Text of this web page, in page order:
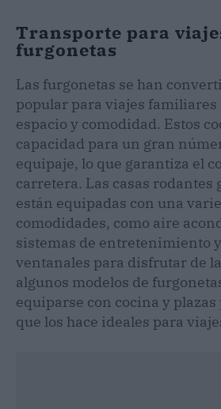
Transporte para
furgonetas
Las furgonetas se han
popular para viajes familiares
espacio y comodidad. Estos
capacidad para un gran
equipaje, lo que garantiza el
carretera. Las casas rodantes
están equipadas con una
comodidades, como aire
sistemas de entretenimiento
ventanales para disfrutar de
algunos modelos de
equiparse con cocina y
que los hace ideales para